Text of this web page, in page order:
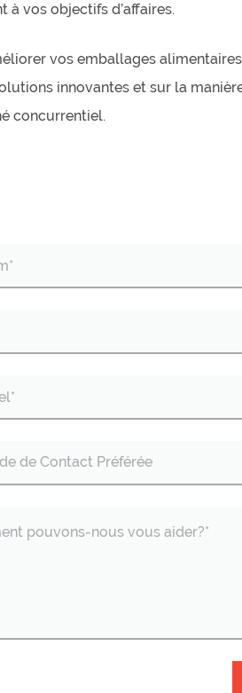
à vos objectifs d’affaires.
vos emballages
innovantes et sur la
concurrentiel.